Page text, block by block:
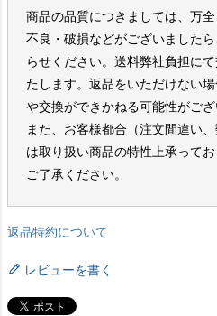
商品の品質につきましては、万
不良・破損などがございました
らせください。送料弊社負担に
たします。返品をいただけない
や交換ができかねる可能性がござ
また、お客様都合（注文間違い
は取り扱い商品の特性上承って
ご了承ください。
返品特約について
レビューを書く